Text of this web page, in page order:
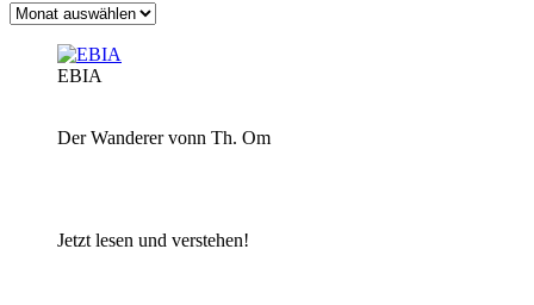
Archiv
EBIA
Der Wanderer vonn Th. Om
Jetzt lesen und verstehen!